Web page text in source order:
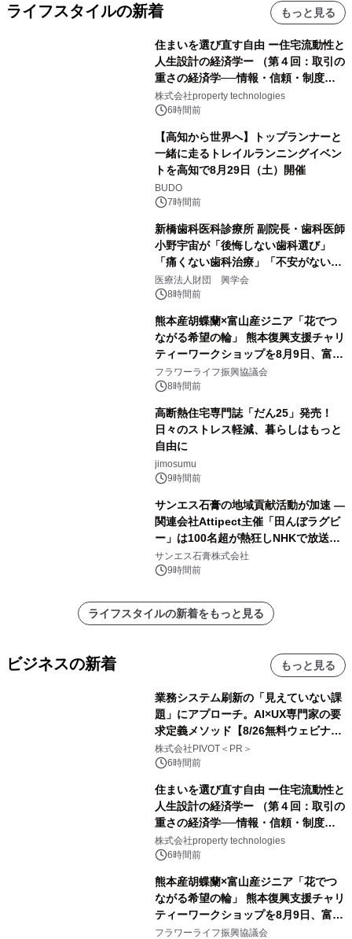
ライフスタイルの新着 もっと見る
住まいを選び直す自由 ー住宅流動性と
人生設計の経済学ー （第４回：取引の
重さの経済学──情報・信頼・制度を
PropTechはどう組み替えるか）｜
PropTech-Lab
株式会社property technologies
6時間前
【高知から世界へ】トップランナーと
一緒に走るトレイルランニングイベン
トを高知で8月29日（土）開催
BUDO
7時間前
新橋歯科医科診療所 副院長・歯科医師
小野宇宙が「後悔しない歯科選び」
「痛くない歯科治療」「不安がない治
療計画」をテーマに専門監修
医療法人財団 興学会
8時間前
熊本産胡蝶蘭×富山産ジニア「花でつ
ながる希望の輪」 熊本復興支援チャリ
ティーワークショップを8月9日、富
山・射水で開催
フラワーライフ振興協議会
8時間前
高断熱住宅専門誌「だん25」発売！
日々のストレス軽減、暮らしはもっと
自由に
jimosumu
9時間前
サンエス石膏の地域貢献活動が加速 ―
関連会社Attipect主催「田んぼラグビ
ー」は100名超が熱狂しNHKで放送さ
れました。
サンエス石膏株式会社
9時間前
ライフスタイルの新着をもっと見る
ビジネスの新着 もっと見る
業務システム刷新の「見えていない課
題」にアプローチ。AI×UX専門家の要
求定義メソッド【8/26無料ウェビナ
ー】株式会社PIVOT
株式会社PIVOT＜PR＞
6時間前
住まいを選び直す自由 ー住宅流動性と
人生設計の経済学ー （第４回：取引の
重さの経済学──情報・信頼・制度を
PropTechはどう組み替えるか）｜
PropTech-Lab
株式会社property technologies
6時間前
熊本産胡蝶蘭×富山産ジニア「花でつ
ながる希望の輪」 熊本復興支援チャリ
ティーワークショップを8月9日、富
山・射水で開催
フラワーライフ振興協議会